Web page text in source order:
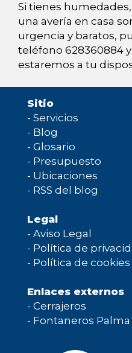
Si tienes
una avería en casa
urgencia y baratos,
teléfono 628360884
estaremos a tu
Sitio
- Servicios
- Blog
- Glosario
- Presupuesto
- Ubicaciones
- RSS del blog
Legal
- Aviso Legal
- Política de
- Política de cookies
Enlaces externos
- Cerrajeros
- Fontaneros